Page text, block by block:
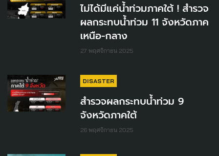
ไม่ได้มีแค่น้ำท่วมภาคใต้ ! สำรวจ
ผลกระทบน้ำท่วม 11 จังหวัดภาค
เหนือ-กลาง
27 พฤศจิกายน 2025
DISASTER
สำรวจผลกระทบน้ำท่วม 9
จังหวัดภาคใต้
26 พฤศจิกายน 2025